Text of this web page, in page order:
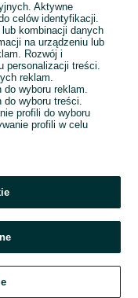
tego,
Aktywne
celów identyfikacji.
kombinacji danych
na urządzeniu lub
Rozwój i
personalizacji treści.
reklam.
wyboru reklam.
do wyboru treści.
profili do wyboru
profili w celu